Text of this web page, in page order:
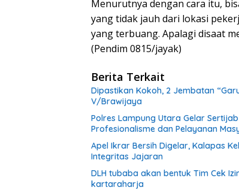
Menurutnya dengan cara itu,
yang tidak jauh dari lokasi
yang terbuang. Apalagi disaat
(Pendim 0815/jayak)
Berita Terkait
Dipastikan Kokoh, 2 Jembatan
V/Brawijaya
Polres Lampung Utara Gelar
Profesionalisme dan Pelayanan
Apel Ikrar Bersih Digelar, Kalapas
Integritas Jajaran
DLH tubaba akan bentuk Tim Cek
kartaraharja